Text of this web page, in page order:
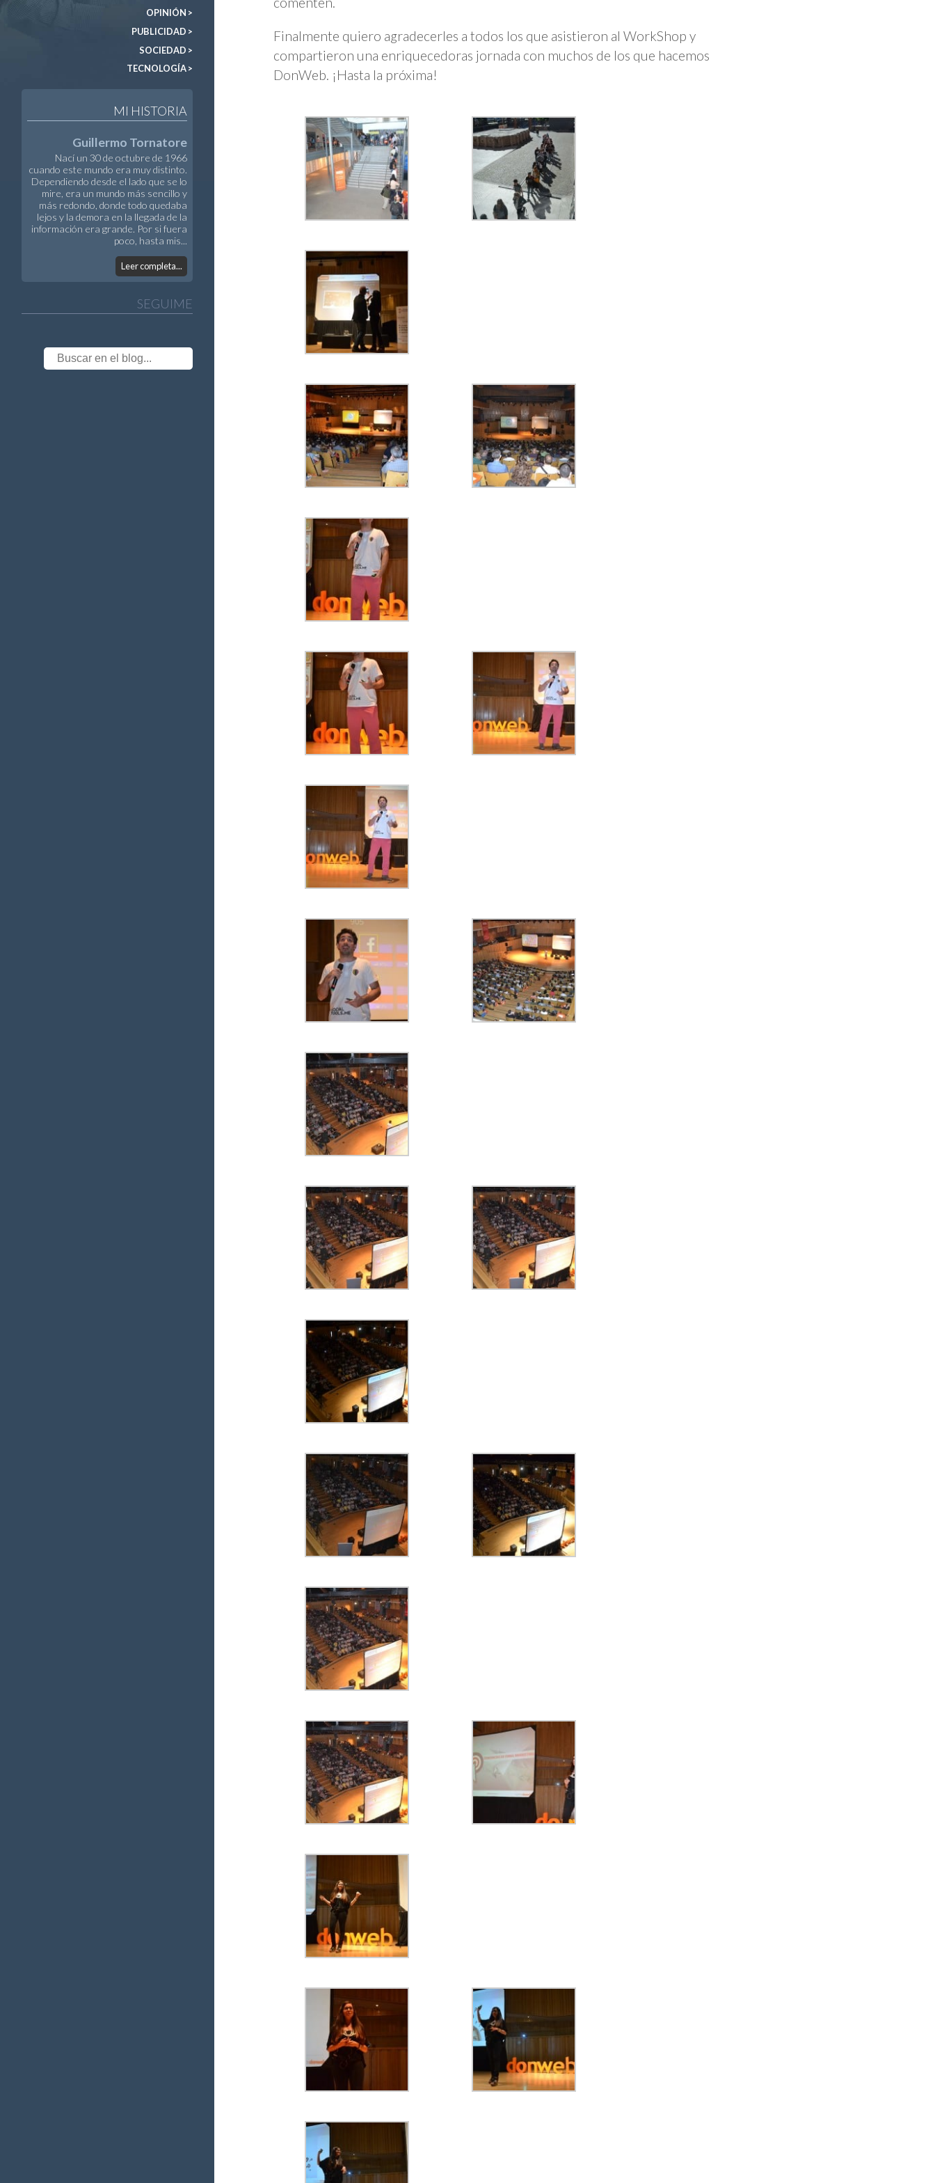
OPINIÓN >
PUBLICIDAD >
SOCIEDAD >
TECNOLOGÍA >
MI HISTORIA
Guillermo Tornatore
Nací un 30 de octubre de 1966
cuando este mundo era muy distinto.
Dependiendo desde el lado que se lo
mire, era un mundo más sencillo y
más redondo, donde todo quedaba
lejos y la demora en la llegada de la
información era grande. Por si fuera
poco, hasta mis...
Leer completa...
SEGUIME
Finalmente quiero agradecerles a todos los que asistieron al WorkShop y
compartieron una enriquecedoras jornada con muchos de los que hacemos
DonWeb. ¡Hasta la próxima!